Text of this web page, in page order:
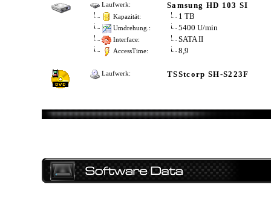
Laufwerk: Samsung HD 103 SI
Kapazität: 1 TB
Umdrehung.: 5400 U/min
Interface: SATA II
AccessTime: 8,9
Laufwerk: TSStcorp SH-S223F